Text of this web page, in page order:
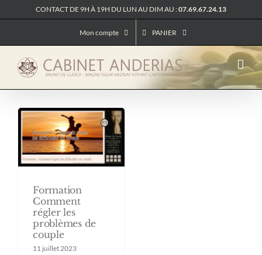
au
CONTACT DE 9H À 19H DU LUN AU DIM AU :07.69.67.24.13
Mon compte PANIER
Formation
Comment
régler les
problèmes de
couple
11 juillet 2023